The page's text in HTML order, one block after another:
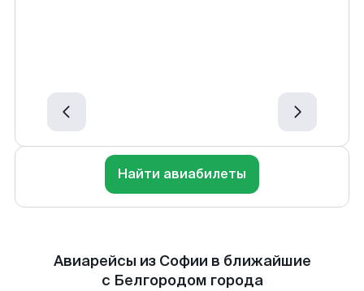
Найти авиабилеты
Авиарейсы из Софии в ближайшие
с Белгородом города